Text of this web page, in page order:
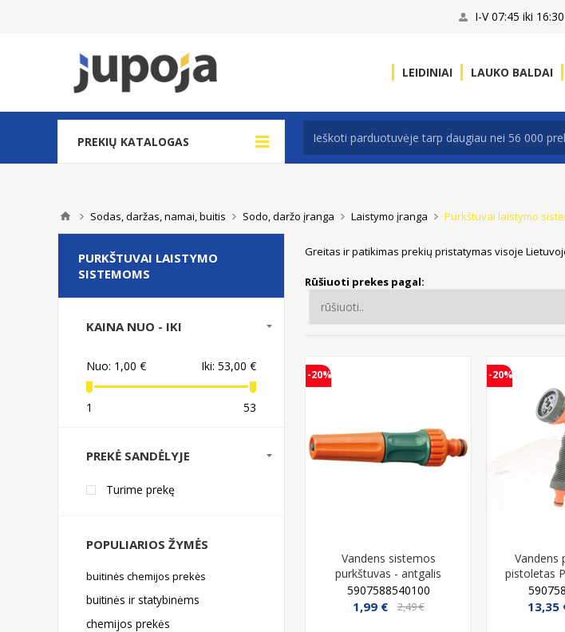
I-V 07:45 iki
LEIDINIAI LAUKO BALDAI
PREKIŲ KATALOGAS
Sodas, daržas, namai, buitis Sodo, daržo įranga Laistymo įranga Purkštuvai laistymo
PURKŠTUVAI LAISTYMO
SISTEMOMS
KAINA NUO - IKI
Nuo: 1,00 € Iki: 53,00 €
1 53
PREKĖ SANDĖLYJE
Turime prekę
POPULIARIOS ŽYMĖS
buitinės chemijos prekės
buitinės ir statybinėms
chemijos prekės
Greitas ir patikimas prekių pristatymas visoje
Rūšiuoti prekes pagal:
-20%
Vandens sistemos
purkštuvas - antgalis
laistymui R1210
5907588540100
1,99 € 2,49 €
-20%
Vandens
pistoletas
13,35